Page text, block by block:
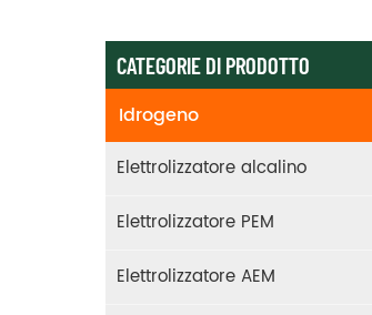
CATEGORIE DI PRODOTTO
Idrogeno
Elettrolizzatore alcalino
Elettrolizzatore PEM
Elettrolizzatore AEM